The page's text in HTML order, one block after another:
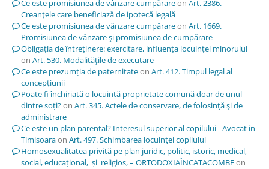
Ce este promisiunea de vânzare cumpărareon Art. 2386.
Creanţele care beneficiază de ipotecă legală
Ce este promisiunea de vânzare cumpărareon Art. 1669.
Promisiunea de vânzare şi promisiunea de cumpărare
Obligația de întreținere: exercitare, influența locuinței minorului
on Art. 530. Modalităţile de executare
Ce este prezumția de paternitateon Art. 412. Timpul legal al
concepţiunii
Poate fi închiriată o locuință proprietate comună doar de unul
dintre soți?on Art. 345. Actele de conservare, de folosinţă şi de
administrare
Ce este un plan parental? Interesul superior al copilului - Avocat in
Timisoaraon Art. 497. Schimbarea locuinţei copilului
Homosexualitatea privită pe plan juridic, politic, istoric, medical,
social, educațional, și religios, – ORTODOXIAÎNCATACOMBEon